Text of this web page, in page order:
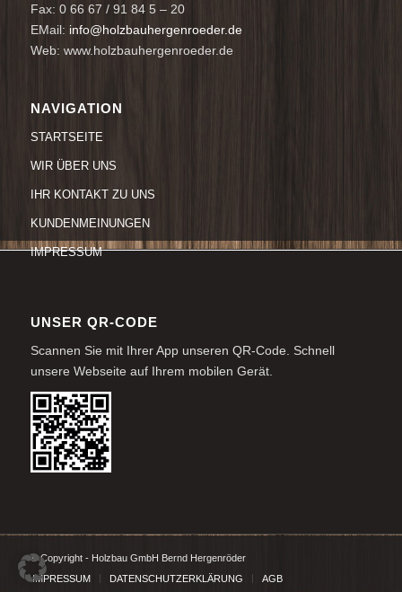
Fax: 0 66 67 / 91 84 5 – 20
EMail: info@holzbauhergenroeder.de
Web: www.holzbauhergenroeder.de
NAVIGATION
STARTSEITE
WIR ÜBER UNS
IHR KONTAKT ZU UNS
KUNDENMEINUNGEN
IMPRESSUM
UNSER QR-CODE
Scannen Sie mit Ihrer App unseren QR-Code. Schnell
unsere Webseite auf Ihrem mobilen Gerät.
© Copyright - Holzbau GmbH Bernd Hergenröder
IMPRESSUM
DATENSCHUTZERKLÄRUNG AGB